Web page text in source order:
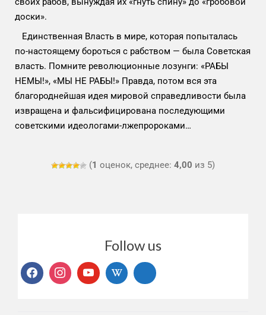
доски».
Единственная Власть в мире, которая попыталась
по-настоящему бороться с рабством — была Советская
власть. Помните революционные лозунги: «РАБЫ
НЕМЫ!», «МЫ НЕ РАБЫ!» Правда, потом вся эта
благороднейшая идея мировой справедливости была
извращена и фальсифицирована последующими
советскими идеологами-лжепророками…
(1 оценок, среднее: 4,00 из 5)
Follow us